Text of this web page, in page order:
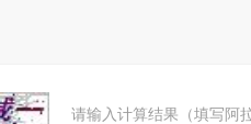
请输入计算结果（填写阿